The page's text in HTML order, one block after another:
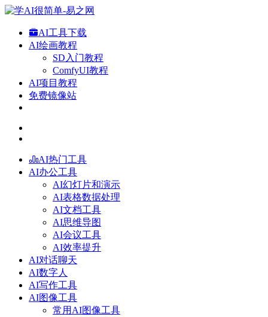
AI工具下载
AI绘画教程
SD入门教程
ComfyUI教程
AI项目教程
免费镜像站
AI热门工具
AI办公工具
AI幻灯片和演示
AI表格数据处理
AI文档工具
AI思维导图
AI会议工具
AI效率提升
AI对话聊天
AI数字人
AI写作工具
AI图像工具
常用AI图像工具